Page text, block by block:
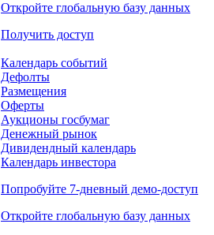
Откройте глобальную базу данных
Получить доступ
Календарь событий
Дефолты
Размещения
Оферты
Аукционы госбумаг
Денежный рынок
Дивидендный календарь
Календарь инвестора
Попробуйте 7-дневный демо-доступ
Откройте глобальную базу данных